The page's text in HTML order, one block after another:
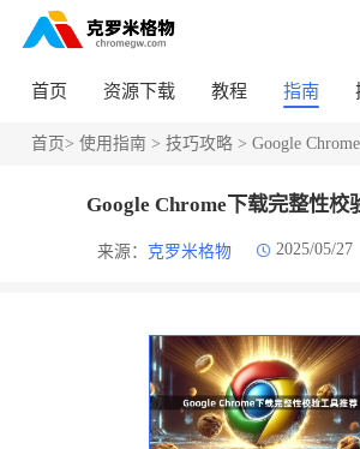
首页 资源下载 教程 指南
首页> 使用指南 > 技巧攻略> Google Chrome下
Google Chrome下载完整性校
来源： 克罗米格物 2025/05/27